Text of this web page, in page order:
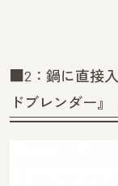
■2：鍋に直接
ドブレンダー』